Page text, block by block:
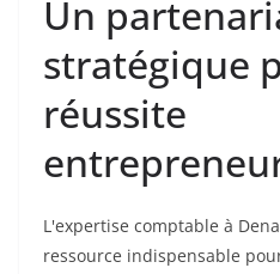
Un
stratégique
réussite
L'expertise comptable à
ressource indispensable